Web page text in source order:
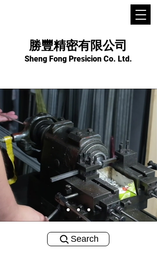
勝豐精密有限公司
Sheng Fong Presicion Co. Ltd.
Search